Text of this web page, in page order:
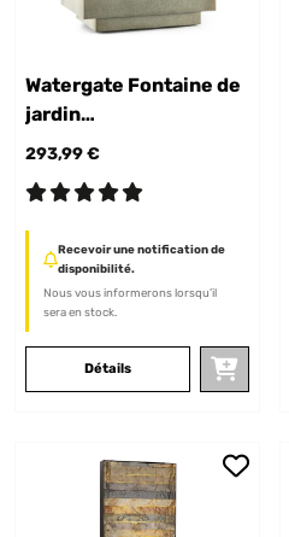
Watergate Fontaine de
jardin
Intérieur/extérieur
293,99 €
Recevoir une notification de
disponibilité.
Nous vous informerons lorsqu’il
sera en stock.
Détails